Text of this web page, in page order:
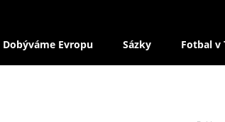
Dobýváme Evropu Sázky Fotbal v